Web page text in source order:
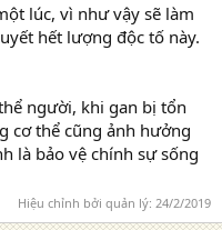
lúc, vì như vậy sẽ làm
hết lượng độc tố này.
người, khi gan bị tổn
cơ thể cũng ảnh hưởng
là bảo vệ chính sự sống
Hiệu chỉnh bởi quản lý: 24/2/2019